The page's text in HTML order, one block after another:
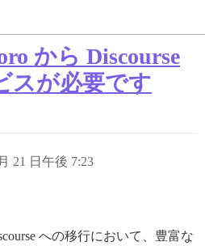
から Discourse
スが必要です
21 日午後 7:23
への移行において、豊富な